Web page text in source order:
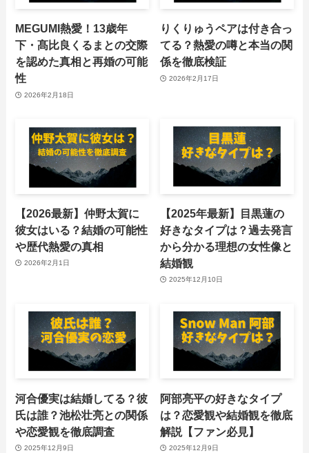
MEGUMI熱愛！13歳年
下・髙比良くるまとの交際
を認めた真相と再婚の可能
性
2026年2月18日
りくりゅうペアは付き合っ
てる？熱愛の噂と本当の関
係を徹底検証
2026年2月17日
【2026最新】仲野太賀に
彼女はいる？結婚の可能性
や歴代熱愛の真相
2026年2月1日
【2025年最新】目黒蓮の
好きなタイプは？過去発言
から分かる理想の女性像と
結婚観
2025年12月10日
河合優実は結婚してる？彼
氏は誰？池松壮亮との関係
や恋愛観を徹底調査
2025年12月9日
阿部亮平の好きなタイプ
は？恋愛観や結婚観を徹底
解説【ファン必見】
2025年12月9日